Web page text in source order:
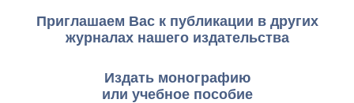
Приглашаем Вас к публикации в других
журналах нашего издательства
Издать монографию
или учебное пособие